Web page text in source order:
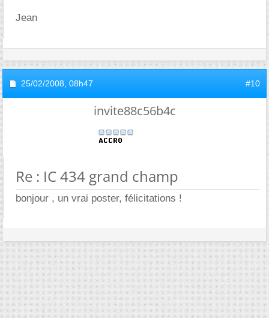
Jean
25/02/2008, 08h47 #10
invite88c56b4c
Re : IC 434 grand champ
bonjour , un vrai poster, félicitations !